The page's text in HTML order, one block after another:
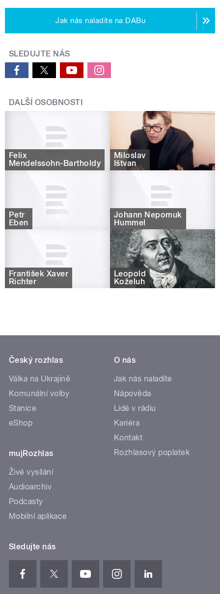
Jak nás naladíte na DABu
SLEDUJTE NÁS
DALŠÍ OSOBNOSTI
Felix
Mendelssohn-Bartholdy
Miloslav
Ištvan
Petr
Eben
Johann Nepomuk
Hummel
František Xaver
Richter
Leopold
Koželuh
Český rozhlas
Válka na Ukrajině
Komunální volby
Stanice
eShop
mujRozhlas
Živé vysílání
Audioarchiv
Podcasty
Mobilní aplikace
O nás
Jak nás naladíte
Nápověda
Lidé v rádiu
Kariéra
Kontakt
Rozhlasový poplatek
Sledujte nás